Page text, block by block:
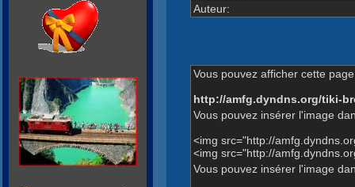
Auteur:
Vous pouvez afficher cette
http://amfg.dyndns.org/tiki-
Vous pouvez insérer l'image
<img src="http://
<img src="http://
Vous pouvez insérer l'image